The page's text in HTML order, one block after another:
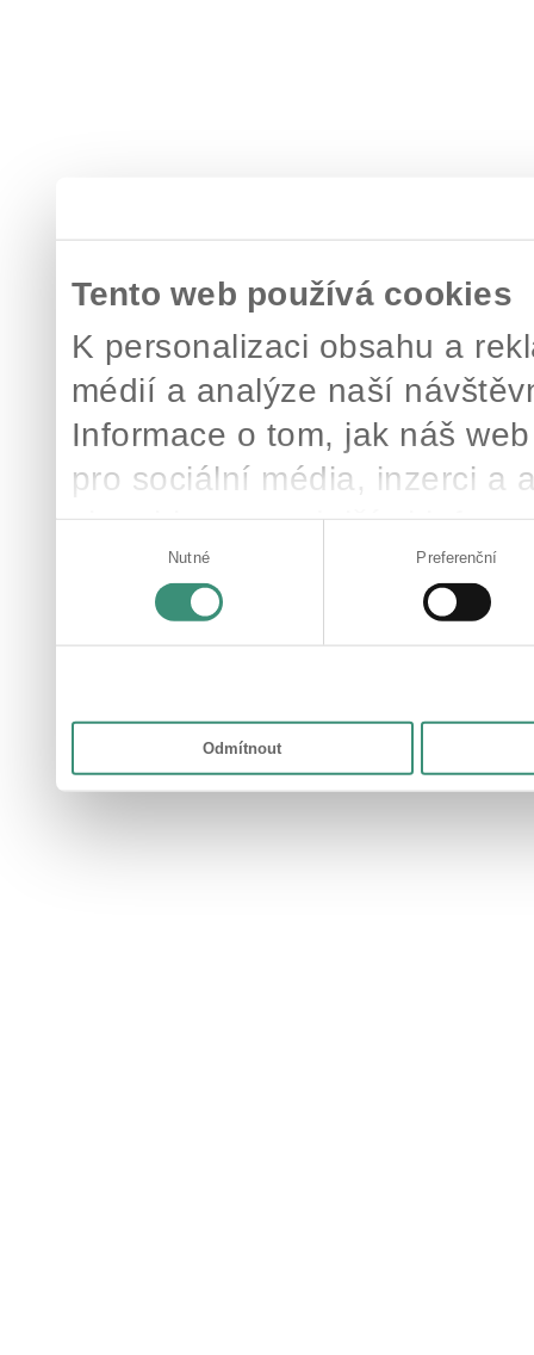
Tento web používá cookies
K personalizaci obsahu a
médií a analýze naší
Informace o tom, jak náš
pro sociální média, inzerci a
zkombinovat s dalšími
které získali v důsledku
Nutné Preferenční
Odmítnout